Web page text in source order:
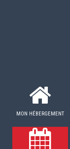
MON HÉBERGEMENT